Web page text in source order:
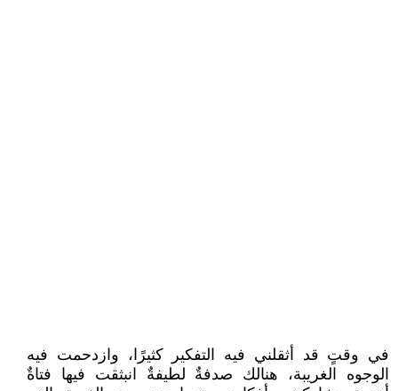
في وقتٍ قد أثقلني فيه التفكير كثيرًا، وازدحمت فيه
الوجوه الغريبة، هنالك صدفةٌ لطيفةٌ انبثقت فيها فتاةٌ